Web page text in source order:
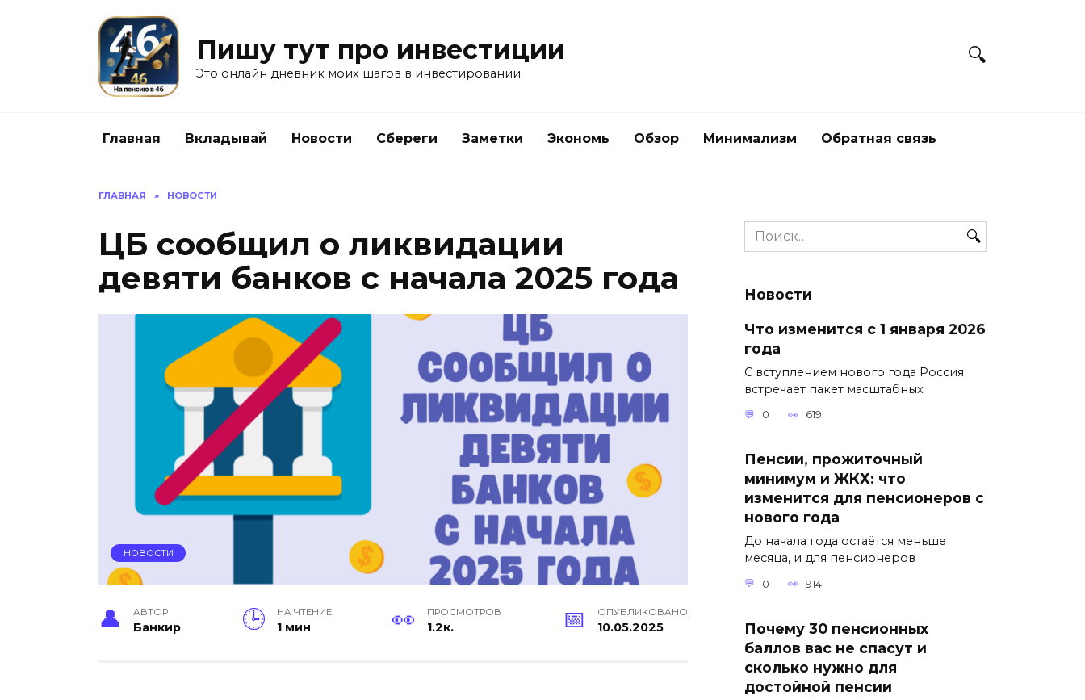
Пишу тут про инвестиции
Это онлайн дневник моих шагов в инвестировании
Главная Вкладывай Новости Сбереги Заметки Экономь Обзор Минимализм Обратная связь
ГЛАВНАЯ » НОВОСТИ
ЦБ сообщил о ликвидации
девяти банков с начала 2025 года
НОВОСТИ
АВТОР
Банкир
НА ЧТЕНИЕ
1 мин
ПРОСМОТРОВ
1.2к.
ОПУБЛИКОВАНО
10.05.2025
Search
for:
Новости
Что изменится с 1 января 2026
года
С вступлением нового года Россия
встречает пакет масштабных
0 619
Пенсии, прожиточный
минимум и ЖКХ: что
изменится для пенсионеров с
нового года
До начала года остаётся меньше
месяца, и для пенсионеров
0 914
Почему 30 пенсионных
баллов вас не спасут и
сколько нужно для
достойной пенсии